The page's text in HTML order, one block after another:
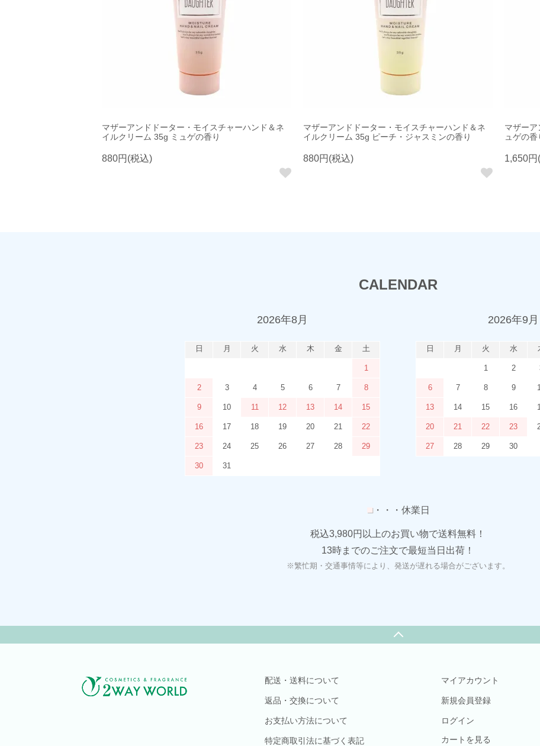
マザーアンドドーター・モイスチャーハンド＆ネ
イルクリーム 35g ミュゲの香り
880円(税込)
マザーアンドドーター・モイスチャーハンド＆ネ
イルクリーム 35g ピーチ・ジャスミンの香り
880円(税込)
マザーア
ュゲの香
1,650円
CALENDAR
2026年8月
日 月 火 水 木 金 土
1
2 3 4 5 6 7 8
9 10 11 12 13 14 15
16 17 18 19 20 21 22
23 24 25 26 27 28 29
30 31
2026年9月
日 月 火 水
1 2
6 7 8 9
13 14 15 16
20 21 22 23
27 28 29 30
■・・・休業日
税込3,980円以上のお買い物で送料無料！
13時までのご注文で最短当日出荷！
※繁忙期・交通事情等により、発送が遅れる場合がございます。
配送・送料について
返品・交換について
お支払い方法について
特定商取引法に基づく表記
マイアカウント
新規会員登録
ログイン
カートを見る